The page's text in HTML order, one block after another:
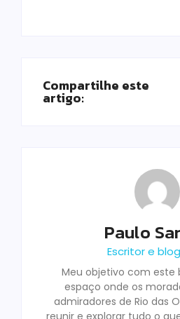
Compartilhe este
artigo:
Paulo
Escritor e
Meu objetivo com este
espaço onde os
admiradores de Rio das
reunir e explorar tudo o